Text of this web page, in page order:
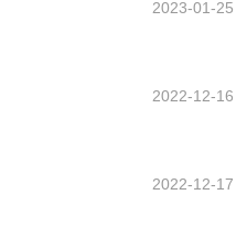
2023-01-25
2022-12-16
2022-12-17